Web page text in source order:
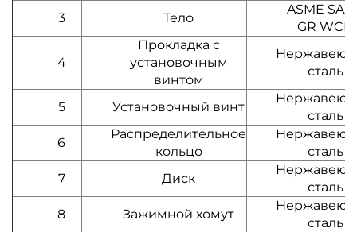
3
Тело
ASME
GR WCB
4
Прокладка с
установочным
винтом
сталь
5 Установочный винт
сталь
6
Распределительное
кольцо
сталь
7
Диск
сталь
8
Зажимной хомут
сталь